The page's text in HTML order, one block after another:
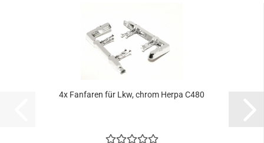
4x Fanfaren für Lkw, chrom Herpa C480